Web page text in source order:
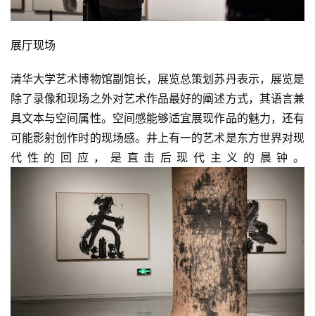
展厅现场
清华大学艺术博物馆副馆长，展览总策划苏丹表示，展览是
除了录像和现场之外对艺术作品最好的阐述方式，其语言兼
具文本与空间属性。空间感能够适宜展现作品的魅力，还有
可能影射创作时的现场感。井上有一的艺术是东方世界对现
代性的回应，是直击后现代主义的晨钟。